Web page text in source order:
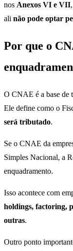
nos Anexos VI e VII
ali não pode optar
Por que o
O CNAE é a base de
Ele define como o
será tributado.
Se o CNAE da
Simples Nacional, a
enquadramento.
Isso acontece com
holdings, factoring,
outras.
Outro ponto